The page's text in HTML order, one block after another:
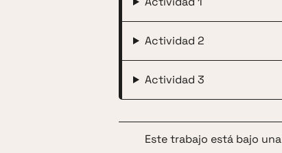
Actividad 2
Actividad 3
Este trabajo está bajo una